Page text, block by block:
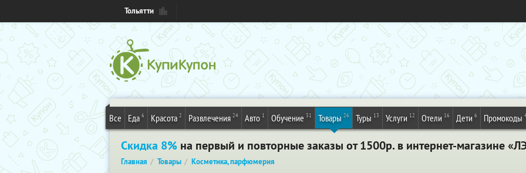
Тольятти
Все Еда 6 Красота 2 Развлечения 24 Авто 1 Обучение 31 Товары 26 Туры 13 Услуги 12 Отели 16 Дети 6 Промокоды
Скидка 8% на первый и повторные заказы от 1500р. в интернет-магазине
Главная Товары Косметика, парфюмерия